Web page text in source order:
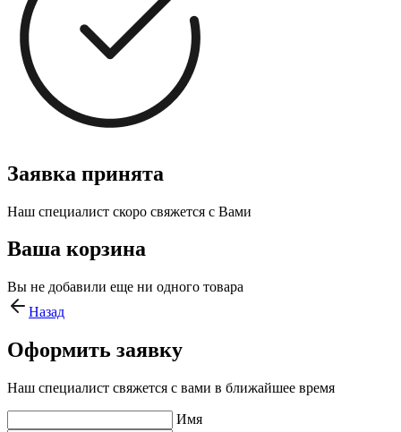
Заявка принята
Наш специалист скоро свяжется с Вами
Ваша корзина
Вы не добавили еще ни одного товара
Назад
Оформить заявку
Наш специалист свяжется с вами в ближайшее время
Имя